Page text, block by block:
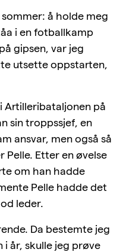
å holde meg
i en fotballkamp
gipsen, var jeg
utsette oppstarten,
Artilleribataljonen på
sin troppssjef, en
ansvar, men også så
Pelle. Etter en øvelse
om han hadde
Pelle hadde det
leder.
Da bestemte jeg
i år, skulle jeg prøve